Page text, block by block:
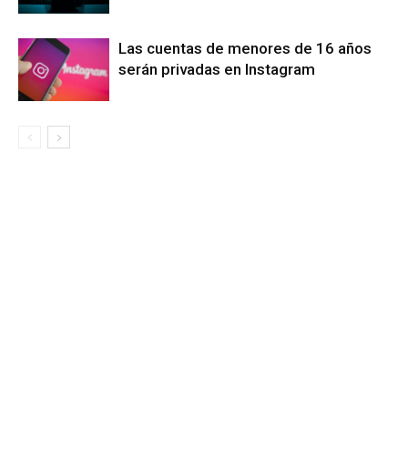
Las cuentas de menores de 16 años
serán privadas en Instagram